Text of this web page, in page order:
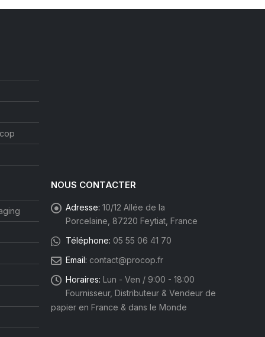
NOUS CONTACTER
Adresse: 10/12 Allée de la
Porcelaine, 87220 Feytiat, France
Téléphone: 05 55 06 41 70
Email: contact@procop.fr
Horaires: Lun - Ven / 9:00 - 18:00
Fournisseur, Distributeur & Vendeur de
papier en France & dans le Monde